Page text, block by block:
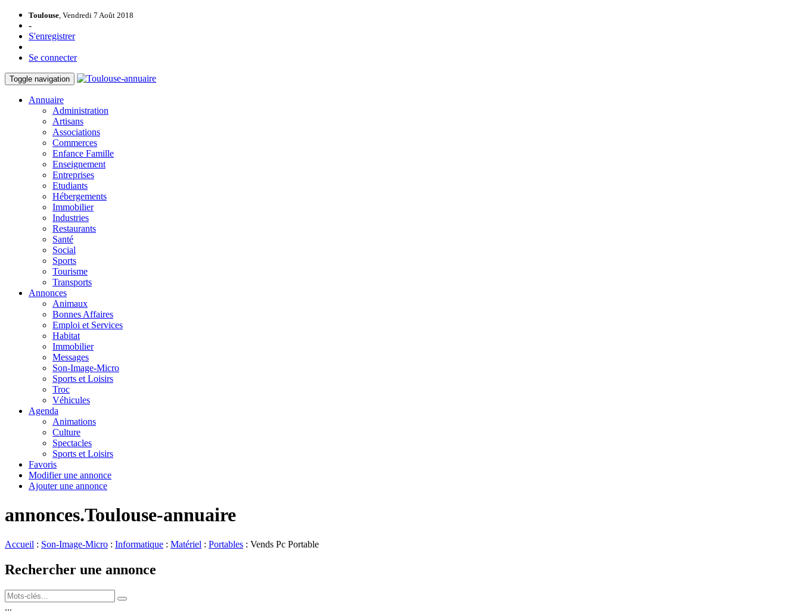
Toulouse, Vendredi 7 Août 2018
-
S'enregistrer
Se connecter
Toggle navigation
Annuaire
Administration
Artisans
Associations
Commerces
Enfance Famille
Enseignement
Entreprises
Etudiants
Hébergements
Immobilier
Industries
Restaurants
Santé
Social
Sports
Tourisme
Transports
Annonces
Animaux
Bonnes Affaires
Emploi et Services
Habitat
Immobilier
Messages
Son-Image-Micro
Sports et Loisirs
Troc
Véhicules
Agenda
Animations
Culture
Spectacles
Sports et Loisirs
Favoris
Modifier une annonce
Ajouter une annonce
annonces.Toulouse-annuaire
Accueil : Son-Image-Micro : Informatique : Matériel : Portables : Vends Pc Portable
Rechercher une annonce
...